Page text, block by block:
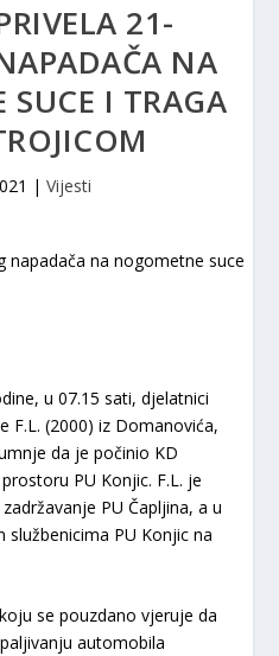
21-
NA
I TRAGA
| Vijesti
u 07.15 sati, djelatnici
F.L. (2000) iz Domanovića,
da je počinio KD
PU Konjic. F.L. je
PU Čapljina, a u
PU Konjic na
se pouzdano vjeruje da
automobila